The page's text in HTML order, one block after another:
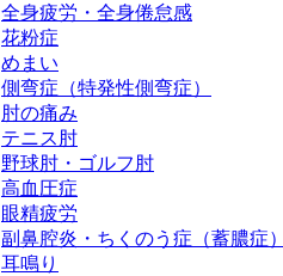
全身疲労・全身倦怠感
花粉症
めまい
側弯症（特発性側弯症）
肘の痛み
テニス肘
野球肘・ゴルフ肘
高血圧症
眼精疲労
副鼻腔炎・ちくのう症（蓄膿症
耳鳴り